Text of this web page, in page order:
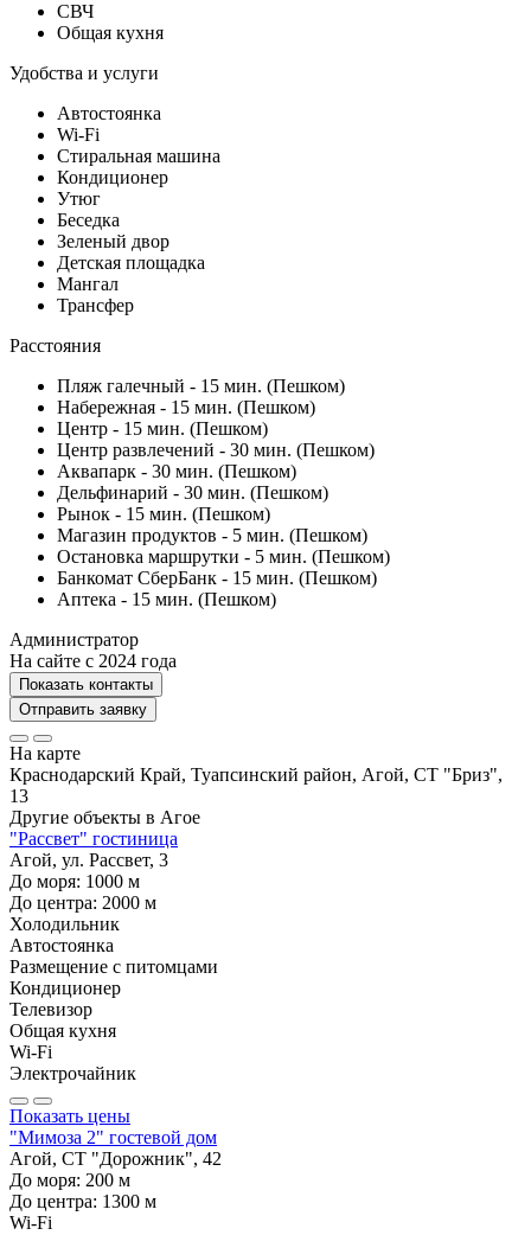
СВЧ
Общая кухня
Удобства и услуги
Автостоянка
Wi-Fi
Стиральная машина
Кондиционер
Утюг
Беседка
Зеленый двор
Детская площадка
Мангал
Трансфер
Расстояния
Пляж галечный - 15 мин. (Пешком)
Набережная - 15 мин. (Пешком)
Центр - 15 мин. (Пешком)
Центр развлечений - 30 мин. (Пешком)
Аквапарк - 30 мин. (Пешком)
Дельфинарий - 30 мин. (Пешком)
Рынок - 15 мин. (Пешком)
Магазин продуктов - 5 мин. (Пешком)
Остановка маршрутки - 5 мин. (Пешком)
Банкомат СберБанк - 15 мин. (Пешком)
Аптека - 15 мин. (Пешком)
Администратор
На сайте с 2024 года
Показать контакты
Отправить заявку
На карте
Краснодарский Край, Туапсинский район, Агой, СТ "Бриз",
13
Другие объекты в Агое
"Рассвет" гостиница
Агой, ул. Рассвет, 3
До моря: 1000 м
До центра: 2000 м
Холодильник
Автостоянка
Размещение с питомцами
Кондиционер
Телевизор
Общая кухня
Wi-Fi
Электрочайник
Показать цены
"Мимоза 2" гостевой дом
Агой, СТ "Дорожник", 42
До моря: 200 м
До центра: 1300 м
Wi-Fi